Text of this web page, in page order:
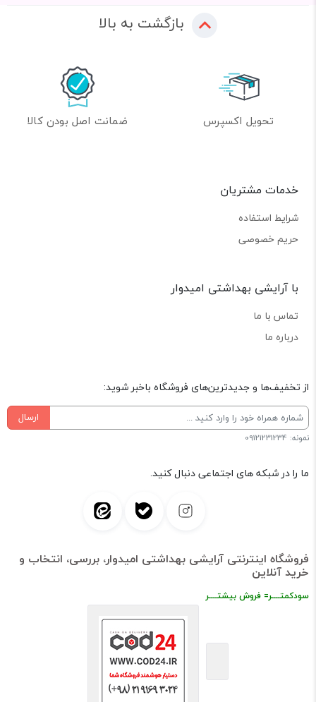
بازگشت به بالا
تحویل اکسپرس ضمانت اصل بودن کالا
خدمات مشتریان
شرایط استفاده
حریم خصوصی
با آرایشی بهداشتی امیدوار
تماس با ما
درباره ما
از تخفیف‌ها و جدیدترین‌های فروشگاه باخبر شوید:
ارسال
نمونه: 09121231234
ما را در شبکه های اجتماعی دنبال کنید.
فروشگاه اینترنتی آرایشی بهداشتی امیدوار، بررسی، انتخاب و
خرید آنلاین
سودکمتــــر= فروش بیشتــــر